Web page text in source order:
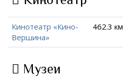
Кинотеатр «Кино-
Вершина»
462.3 км
Музеи